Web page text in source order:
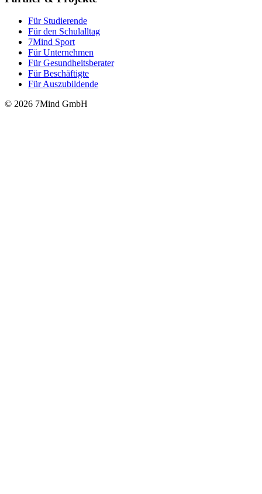
Für Stu­die­rende
Für den Schulalltag
7Mind Sport
Für Unter­neh­men
Für Gesund­heits­be­ra­ter
Für Beschäftigte
Für Auszubildende
© 2026 7Mind GmbH